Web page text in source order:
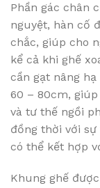
Phần gác chân
nguyệt, hàn cố
chắc, giúp cho
kể cả khi ghế
cần gạt nâng
60 – 80cm,
và tư thế ngồi
đồng thời với
có thể kết hợp
Khung ghế